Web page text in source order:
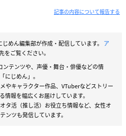
記事の内容について報告する
じめん編集部が作成・配信しています。 ア
をご覧ください。
テンツや、声優・舞台・俳優などの情
にじめん」。
やキャラクター作品、VTuberなどストリー
情報を幅広くお届けしています。
タ活（推し活）お役立ち情報など、女性オ
ンツも発信しています。